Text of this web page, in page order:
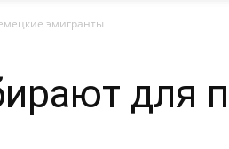
эмигранты
для